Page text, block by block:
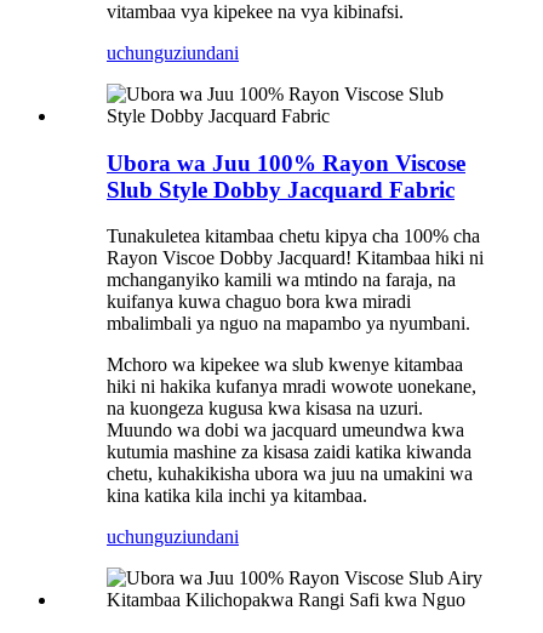
vitambaa vya kipekee na vya kibinafsi.
uchunguziundani
Ubora wa Juu 100% Rayon Viscose
Slub Style Dobby Jacquard Fabric
Tunakuletea kitambaa chetu kipya cha 100% cha
Rayon Viscoe Dobby Jacquard! Kitambaa hiki ni
mchanganyiko kamili wa mtindo na faraja, na
kuifanya kuwa chaguo bora kwa miradi
mbalimbali ya nguo na mapambo ya nyumbani.
Mchoro wa kipekee wa slub kwenye kitambaa
hiki ni hakika kufanya mradi wowote uonekane,
na kuongeza kugusa kwa kisasa na uzuri.
Muundo wa dobi wa jacquard umeundwa kwa
kutumia mashine za kisasa zaidi katika kiwanda
chetu, kuhakikisha ubora wa juu na umakini wa
kina katika kila inchi ya kitambaa.
uchunguziundani